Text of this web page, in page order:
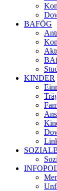
BAFÖG
KINDER